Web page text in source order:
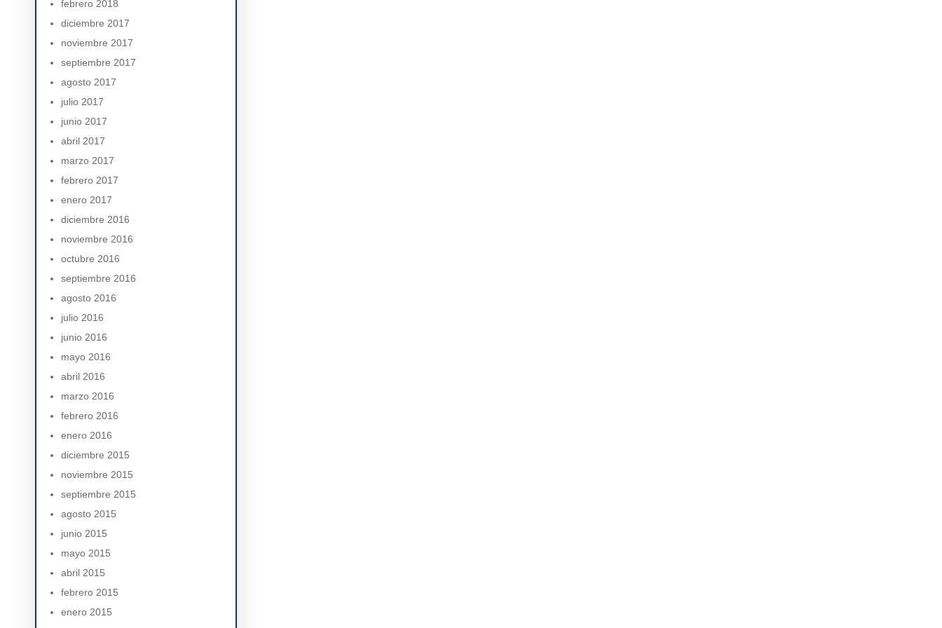
febrero 2018
diciembre 2017
noviembre 2017
septiembre 2017
agosto 2017
julio 2017
junio 2017
abril 2017
marzo 2017
febrero 2017
enero 2017
diciembre 2016
noviembre 2016
octubre 2016
septiembre 2016
agosto 2016
julio 2016
junio 2016
mayo 2016
abril 2016
marzo 2016
febrero 2016
enero 2016
diciembre 2015
noviembre 2015
septiembre 2015
agosto 2015
junio 2015
mayo 2015
abril 2015
febrero 2015
enero 2015